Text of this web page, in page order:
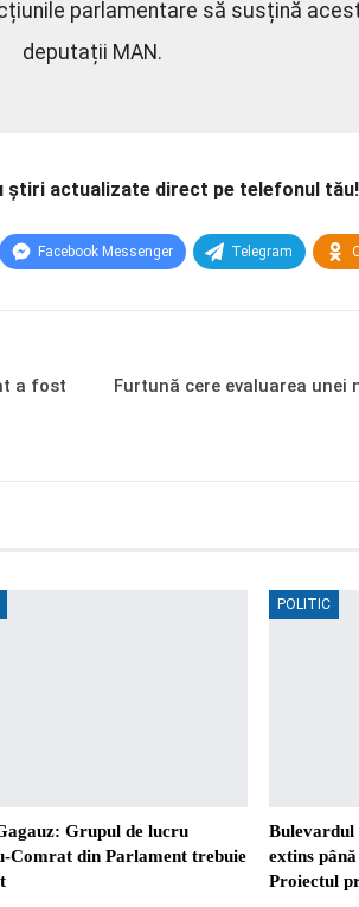
parlamentare să susțină
deputații MAN.
știri actualizate direct pe telefonul tău!
Facebook Messenger Telegram
a fost
Furtună cere evaluarea
Grupul de lucru
Comrat din Parlament trebuie
POLITIC
extins
Proiectul